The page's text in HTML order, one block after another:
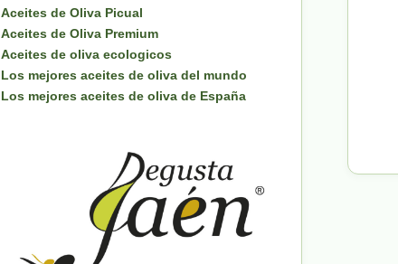
Aceites de Oliva Picual
Aceites de Oliva Premium
Aceites de oliva ecologicos
Los mejores aceites de oliva del mundo
Los mejores aceites de oliva de España